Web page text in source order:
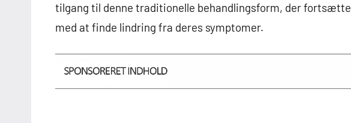
tilgang til denne traditionelle behandlingsform, der
med at finde lindring fra deres symptomer.